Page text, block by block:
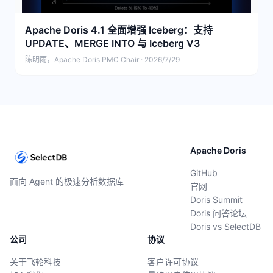
Apache Doris 4.1 全面增强 Iceberg：支持
UPDATE、MERGE INTO 与 Iceberg V3
陈明雨，Apache Doris PMC Chair · 2026/7/29
面向 Agent 的极速分析数据库
Apache Doris
GitHub
官网
Doris Summit
Doris 问答论坛
Doris vs SelectDB
公司
关于飞轮科技
协议
客户许可协议